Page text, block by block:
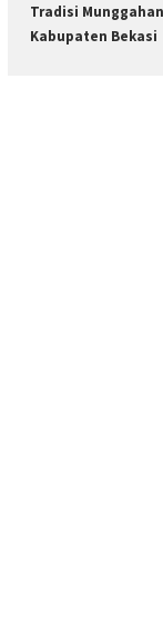
Tradisi
Kabupaten Bekasi